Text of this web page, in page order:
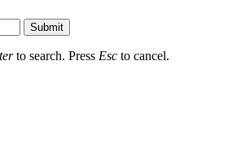
Submit
to search. Press Esc to cancel.